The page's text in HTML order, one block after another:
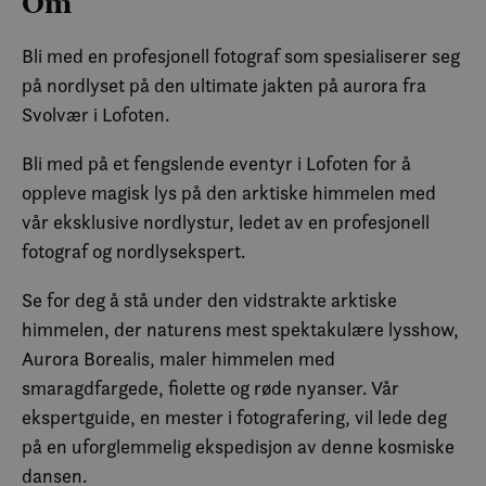
Bli med en profesjonell fotograf som spesialiserer seg
på nordlyset på den ultimate jakten på aurora fra
Svolvær i Lofoten.
Bli med på et fengslende eventyr i Lofoten for å
oppleve magisk lys på den arktiske himmelen med
vår eksklusive nordlystur, ledet av en profesjonell
fotograf og nordlysekspert.
Se for deg å stå under den vidstrakte arktiske
himmelen, der naturens mest spektakulære lysshow,
Aurora Borealis, maler himmelen med
smaragdfargede, fiolette og røde nyanser. Vår
ekspertguide, en mester i fotografering, vil lede deg
på en uforglemmelig ekspedisjon av denne kosmiske
dansen.